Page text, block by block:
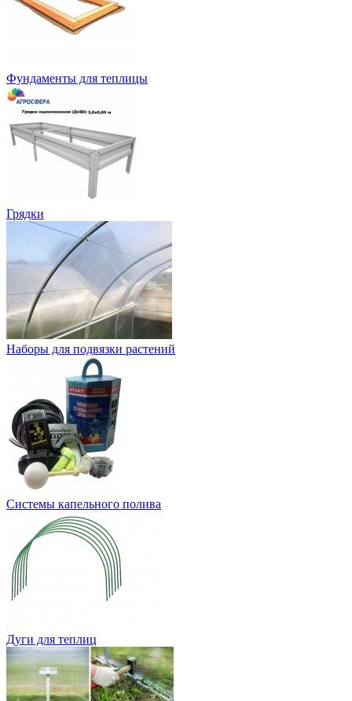
Фундаменты для теплицы
Грядки
Наборы для подвязки растений
Системы капельного полива
Дуги для теплиц